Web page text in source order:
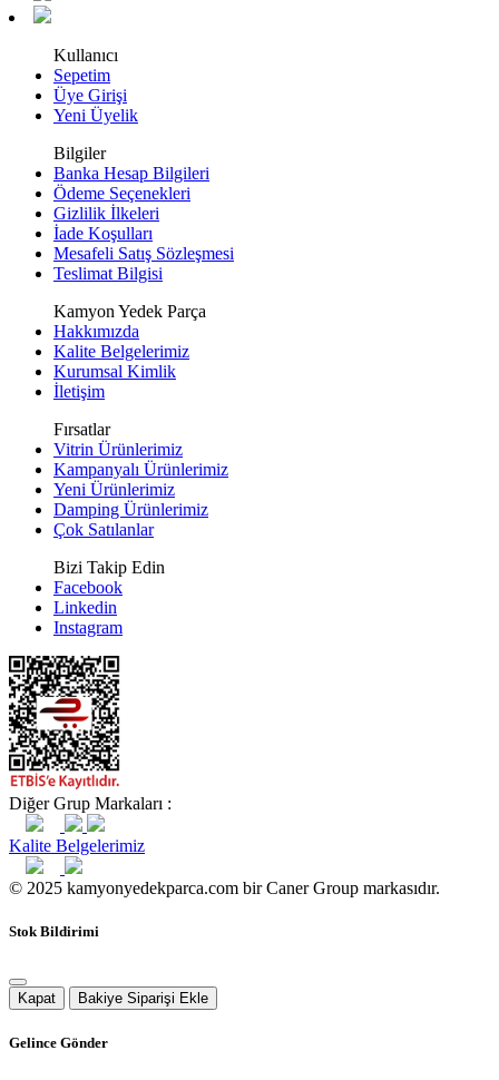
Kullanıcı
Sepetim
Üye Girişi
Yeni Üyelik
Bilgiler
Banka Hesap Bilgileri
Ödeme Seçenekleri
Gizlilik İlkeleri
İade Koşulları
Mesafeli Satış Sözleşmesi
Teslimat Bilgisi
Kamyon Yedek Parça
Hakkımızda
Kalite Belgelerimiz
Kurumsal Kimlik
İletişim
Fırsatlar
Vitrin Ürünlerimiz
Kampanyalı Ürünlerimiz
Yeni Ürünlerimiz
Damping Ürünlerimiz
Çok Satılanlar
Bizi Takip Edin
Facebook
Linkedin
Instagram
Diğer Grup Markaları :
Kalite Belgelerimiz
© 2025 kamyonyedekparca.com bir Caner Group markasıdır.
Stok Bildirimi
Kapat Bakiye Siparişi Ekle
Gelince Gönder